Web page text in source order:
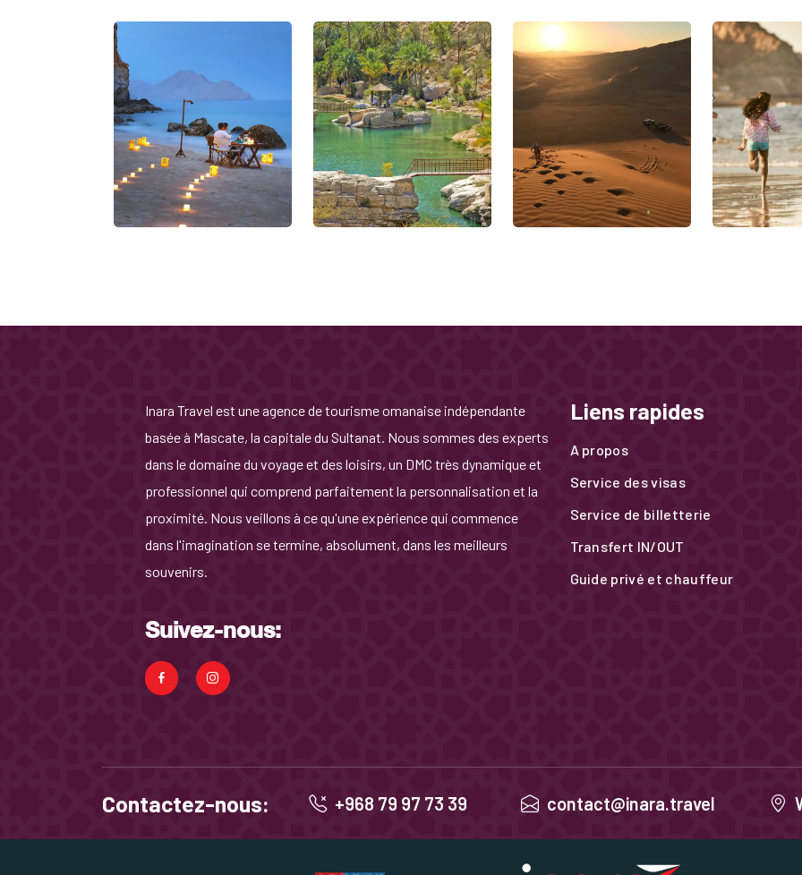
Inara Travel est une agence de tourisme omanaise indépendante
basée à Mascate, la capitale du Sultanat. Nous sommes des experts
dans le domaine du voyage et des loisirs, un DMC très dynamique et
professionnel qui comprend parfaitement la personnalisation et la
proximité. Nous veillons à ce qu'une expérience qui commence
dans l'imagination se termine, absolument, dans les meilleurs
souvenirs.
Suivez-nous:
Liens rapides
A propos
Service des visas
Service de billetterie
Transfert IN/OUT
Guide privé et chauffeur
Contactez-nous: +968 79 97 73 39 contact@inara.travel